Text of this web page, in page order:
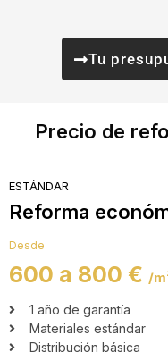
Tu
Precio de
ESTÁNDAR
Reforma
Desde
600 a 800 € /
1 año de garantía
Materiales estándar
Distribución básica